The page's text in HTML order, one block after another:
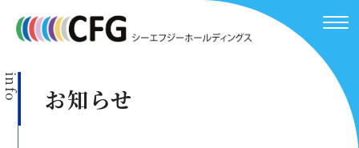
info お知らせ